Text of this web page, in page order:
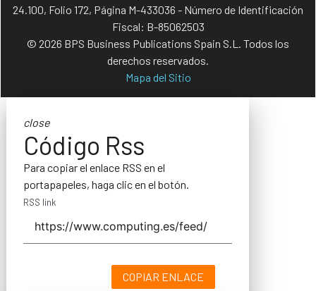
24.100, Folio 172, Página M-433036 - Número de Identificación
Fiscal: B-85062503
© 2026 BPS Business Publications Spain S.L. Todos los
derechos reservados.
Mapa del Sitio
close
Código Rss
Para copiar el enlace RSS en el
portapapeles, haga clic en el botón.
RSS link
COPIAR ENLACE